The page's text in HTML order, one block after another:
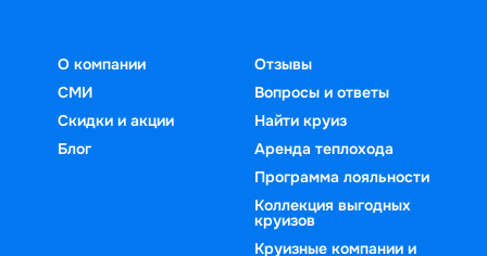
О компании
СМИ
Скидки и акции
Блог
Отзывы
Вопросы и ответы
Найти круиз
Аренда теплохода
Программа лояльности
Коллекция выгодных
круизов
Круизные компании и